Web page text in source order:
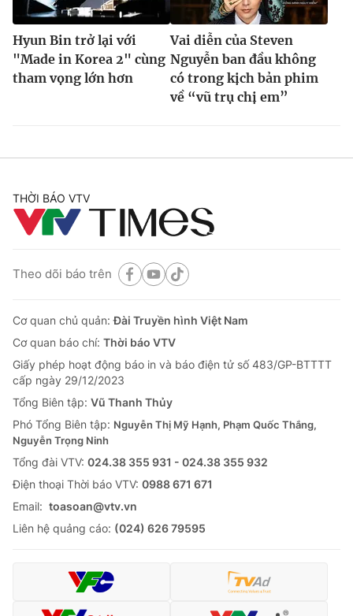
Hyun Bin trở lại với
"Made in Korea 2" cùng
tham vọng lớn hơn
Vai diễn của Steven
Nguyễn ban đầu không
có trong kịch bản phim
về “vũ trụ chị em”
THỜI BÁO VTV
Theo dõi báo trên
Cơ quan chủ quản:Đài Truyền hình Việt Nam
Cơ quan báo chí: Thời báo VTV
Giấy phép hoạt động báo in và báo điện tử số 483/GP-BTTTT
cấp ngày 29/12/2023
Tổng Biên tập: Vũ Thanh Thủy
Phó Tổng Biên tập: Nguyễn Thị Mỹ Hạnh, Phạm Quốc Thắng,
Nguyễn Trọng Ninh
Tổng đài VTV: 024.38 355 931 - 024.38 355 932
Ðiện thoại Thời báo VTV: 0988 671 671
Email: toasoan@vtv.vn
Liên hệ quảng cáo: (024) 626 79595